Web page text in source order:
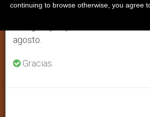
Comunicado de la
CULTURA
agosto.
Gracias.
continuing to browse otherwise, you agree